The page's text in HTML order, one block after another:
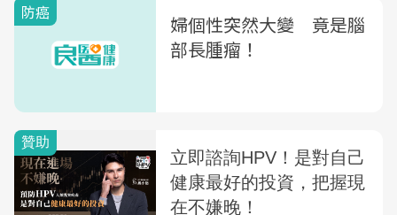
防癌
婦個性突然大變 竟是腦
部長腫瘤！